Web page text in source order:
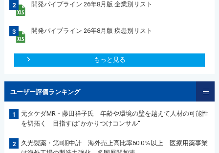
2 開発パイプライン 26年8月版 企業別リスト
3 開発パイプライン 26年8月版 疾患別リスト
もっと見る
ユーザー評価ランキング
1
元タケダMR・藤田祥子氏 年齢や環境の壁を越えて人材の可能性
を切拓く 目指すは”かかりつけコンサル“
2
久光製薬・第8期中計 海外売上高比率60.0％以上 医療用薬事業